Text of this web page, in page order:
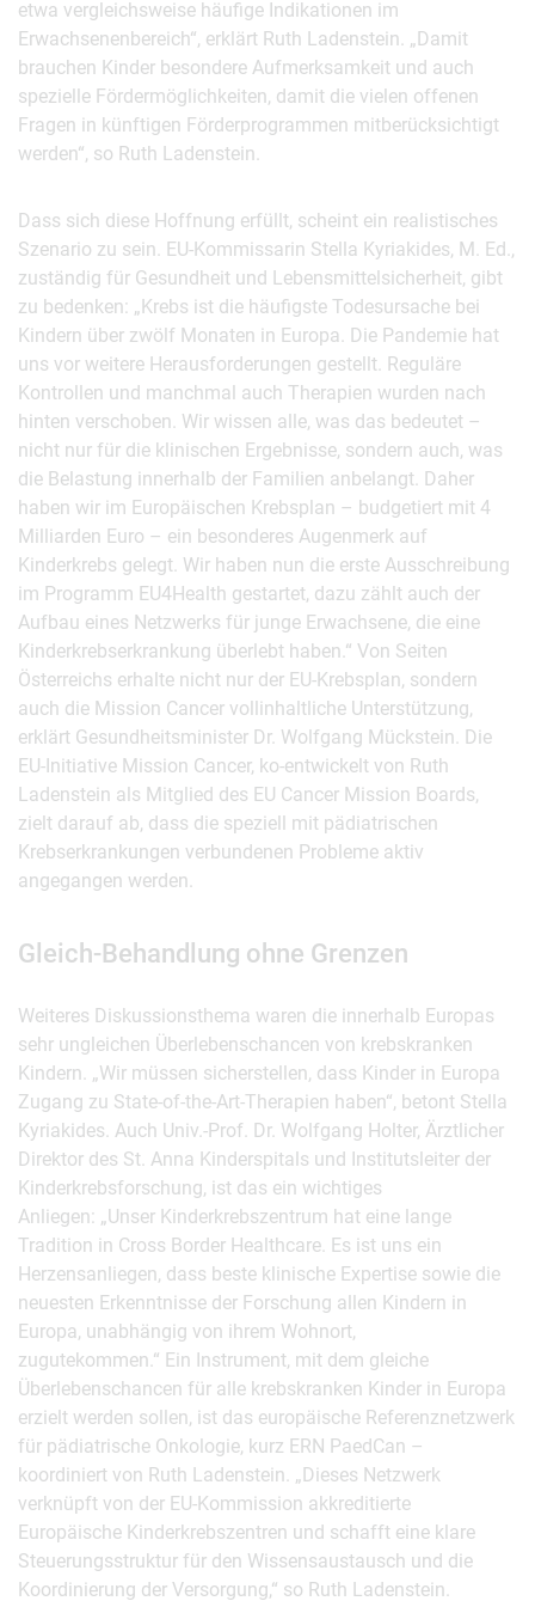
etwa vergleichsweise häufige Indikationen im
Erwachsenenbereich“, erklärt Ruth Ladenstein. „Damit
brauchen Kinder besondere Aufmerksamkeit und auch
spezielle Fördermöglichkeiten, damit die vielen offenen
Fragen in künftigen Förderprogrammen mitberücksichtigt
werden“, so Ruth Ladenstein.
Dass sich diese Hoffnung erfüllt, scheint ein realistisches
Szenario zu sein. EU-Kommissarin Stella Kyriakides, M. Ed.,
zuständig für Gesundheit und Lebensmittelsicherheit, gibt
zu bedenken: „Krebs ist die häufigste Todesursache bei
Kindern über zwölf Monaten in Europa. Die Pandemie hat
uns vor weitere Herausforderungen gestellt. Reguläre
Kontrollen und manchmal auch Therapien wurden nach
hinten verschoben. Wir wissen alle, was das bedeutet –
nicht nur für die klinischen Ergebnisse, sondern auch, was
die Belastung innerhalb der Familien anbelangt. Daher
haben wir im Europäischen Krebsplan – budgetiert mit 4
Milliarden Euro – ein besonderes Augenmerk auf
Kinderkrebs gelegt. Wir haben nun die erste Ausschreibung
im Programm EU4Health gestartet, dazu zählt auch der
Aufbau eines Netzwerks für junge Erwachsene, die eine
Kinderkrebserkrankung überlebt haben.“ Von Seiten
Österreichs erhalte nicht nur der EU-Krebsplan, sondern
auch die Mission Cancer vollinhaltliche Unterstützung,
erklärt Gesundheitsminister Dr. Wolfgang Mückstein. Die
EU-Initiative Mission Cancer, ko-entwickelt von Ruth
Ladenstein als Mitglied des EU Cancer Mission Boards,
zielt darauf ab, dass die speziell mit pädiatrischen
Krebserkrankungen verbundenen Probleme aktiv
angegangen werden.
Gleich-Behandlung ohne Grenzen
Weiteres Diskussionsthema waren die innerhalb Europas
sehr ungleichen Überlebenschancen von krebskranken
Kindern. „Wir müssen sicherstellen, dass Kinder in Europa
Zugang zu State-of-the-Art-Therapien haben“, betont Stella
Kyriakides. Auch Univ.-Prof. Dr. Wolfgang Holter, Ärztlicher
Direktor des St. Anna Kinderspitals und Institutsleiter der
Kinderkrebsforschung, ist das ein wichtiges
Anliegen: „Unser Kinderkrebszentrum hat eine lange
Tradition in Cross Border Healthcare. Es ist uns ein
Herzensanliegen, dass beste klinische Expertise sowie die
neuesten Erkenntnisse der Forschung allen Kindern in
Europa, unabhängig von ihrem Wohnort,
zugutekommen.“ Ein Instrument, mit dem gleiche
Überlebenschancen für alle krebskranken Kinder in Europa
erzielt werden sollen, ist das europäische Referenznetzwerk
für pädiatrische Onkologie, kurz ERN PaedCan –
koordiniert von Ruth Ladenstein. „Dieses Netzwerk
verknüpft von der EU-Kommission akkreditierte
Europäische Kinderkrebszentren und schafft eine klare
Steuerungsstruktur für den Wissensaustausch und die
Koordinierung der Versorgung,“ so Ruth Ladenstein.